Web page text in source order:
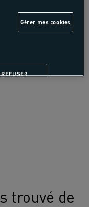
Vélo de randonnée
trouvé de
Gérer mes cookies
REFUSER